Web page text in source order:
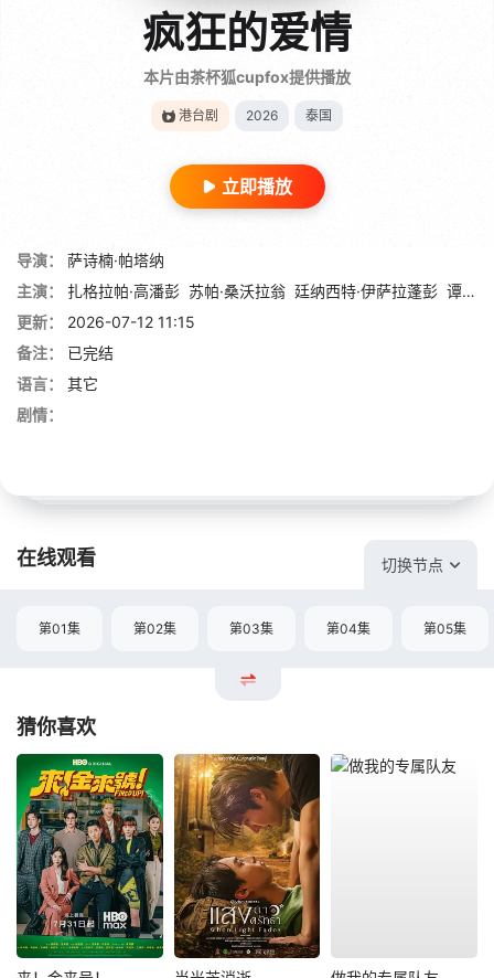
疯狂的爱情
本片由茶杯狐cupfox提供播放
港台剧 2026 泰国
立即播放
导演：
萨诗楠·帕塔纳
主演：
扎格拉帕·高潘彭 苏帕·桑沃拉翁 廷纳西特·伊萨拉蓬彭 谭纳猜·萨克猜·萨克差查隆恩奎尔
更新：
2026-07-12 11:15
备注：
已完结
语言：
其它
剧情：
在线观看 切换节点
第01集 第02集 第03集 第04集 第05集
猜你喜欢